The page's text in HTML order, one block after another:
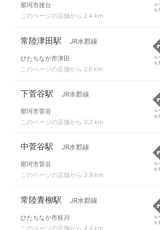
那珂市後台
このページの店舗から 2.4 km
ル
を
常陸津田駅 JR水郡線
ひたちなか市津田
このページの店舗から 2.6 km
ル
を
下菅谷駅 JR水郡線
那珂市菅谷
このページの店舗から 3.2 km
ル
を
中菅谷駅 JR水郡線
那珂市菅谷
このページの店舗から 3.8 km
ル
を
常陸青柳駅 JR水郡線
ひたちなか市枝川
このページの店舗から 4.6 km
ル
を